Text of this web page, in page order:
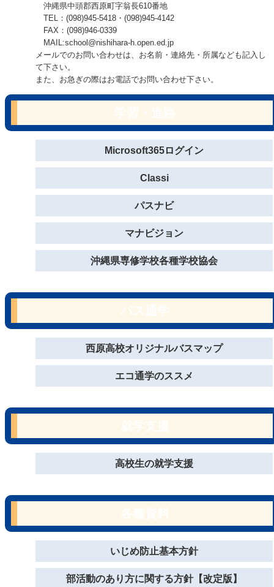
沖縄県中頭郡西原町字翁長610番地
TEL：(098)945-5418・(098)945-4142
FAX：(098)946-0339
MAIL:school@nishihara-h.open.ed.jp
メールでのお問い合わせは、お名前・連絡先・所属なども記入し
て下さい。
また、お急ぎの際はお電話でお問い合わせ下さい。
Microsoft365ログイン
Classi
パスナビ
マナビジョン
沖縄県専修学校各種学校協会
西原高校オリジナルバスマップ
エコ通学のススメ
高校生の就学支援
いじめ防止基本方針
部活動のあり方に関する方針【改定版】